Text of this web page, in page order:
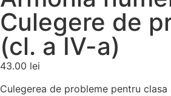
Culegere de
(cl. a IV-a)
43.00 lei
Culegerea de probleme pentru clasa